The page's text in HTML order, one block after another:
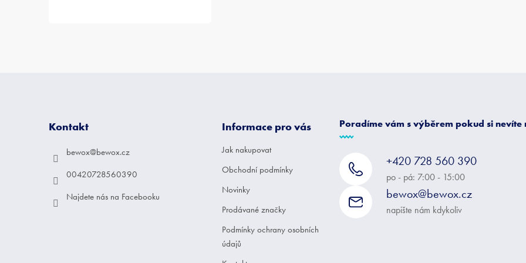
Kontakt
bewox@bewox.cz
00420728560390
Najdete nás na Facebooku
Informace pro vás
Jak nakupovat
Obchodní podmínky
Novinky
Prodávané značky
Podmínky ochrany osobních
údajů
Poradíme vám s výběrem pokud si nevíte
+420 728 560 390
po - pá: 7:00 - 15:00
bewox@bewox.cz
napište nám kdykoliv